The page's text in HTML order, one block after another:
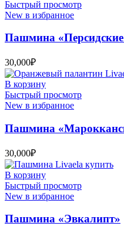
Быстрый просмотр
New в избранное
Пашмина
30,000₽
В корзину
Быстрый просмотр
New в избранное
Пашмина
30,000₽
В корзину
Быстрый просмотр
New в избранное
Пашмина «Эвкалипт»